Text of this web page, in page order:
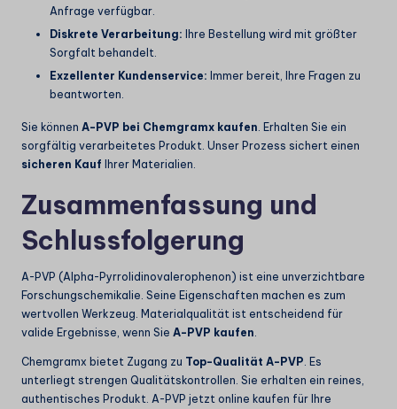
Anfrage verfügbar.
Diskrete Verarbeitung: Ihre Bestellung wird mit größter
Sorgfalt behandelt.
Exzellenter Kundenservice: Immer bereit, Ihre Fragen zu
beantworten.
Sie können A-PVP bei Chemgramx kaufen. Erhalten Sie ein
sorgfältig verarbeitetes Produkt. Unser Prozess sichert einen
sicheren Kauf Ihrer Materialien.
Zusammenfassung und
Schlussfolgerung
A-PVP (Alpha-Pyrrolidinovalerophenon) ist eine unverzichtbare
Forschungschemikalie. Seine Eigenschaften machen es zum
wertvollen Werkzeug. Materialqualität ist entscheidend für
valide Ergebnisse, wenn Sie A-PVP kaufen
Chemgramx bietet Zugang zu Top-Qualität A-PVP . Es
unterliegt strengen Qualitätskontrollen. Sie erhalten ein reines,
authentisches Produkt. A-PVP jetzt online kaufen für Ihre